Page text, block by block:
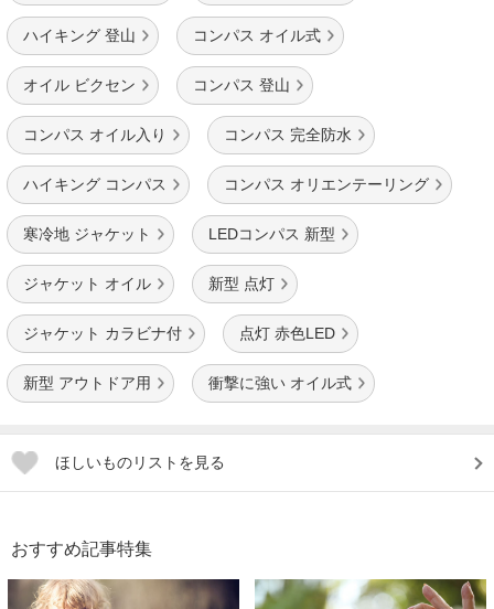
ハイキング 登山 コンパス オイル式
オイル ビクセン コンパス 登山
コンパス オイル入り コンパス 完全防水
ハイキング コンパス コンパス オリエンテーリング
寒冷地 ジャケット LEDコンパス 新型
ジャケット オイル 新型 点灯
ジャケット カラビナ付 点灯 赤色LED
新型 アウトドア用 衝撃に強い オイル式
ほしいものリストを見る
おすすめ記事特集